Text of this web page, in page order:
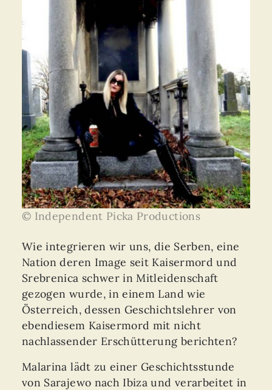
KONTAKT
© Independent Picka Productions
Wie integrieren wir uns, die Serben, eine
Nation deren Image seit Kaisermord und
Srebrenica schwer in Mitleidenschaft
gezogen wurde, in einem Land wie
Österreich, dessen Geschichtslehrer von
ebendiesem Kaisermord mit nicht
nachlassender Erschütterung berichten?
Malarina lädt zu einer Geschichtsstunde
von Sarajewo nach Ibiza und verarbeitet in